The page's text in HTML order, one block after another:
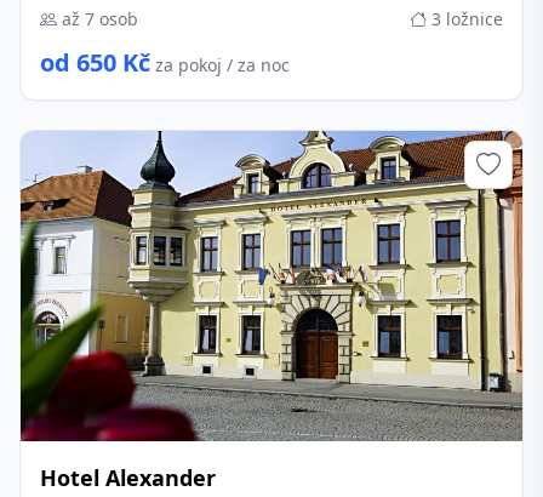
až 7 osob
3 ložnice
od 650 Kč za pokoj / za noc
Hotel Alexander